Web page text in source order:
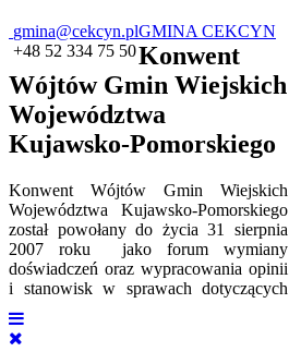
gmina@cekcyn.pl
+48 52 334 75 50
GMINA CEKCYN
Konwent
Wójtów Gmin Wiejskich
Województwa
Kujawsko-Pomorskiego
Konwent Wójtów Gmin Wiejskich
Województwa Kujawsko-Pomorskiego
został powołany do życia 31 sierpnia
2007 roku jako forum wymiany
doświadczeń oraz wypracowania opinii
i stanowisk w sprawach dotyczących